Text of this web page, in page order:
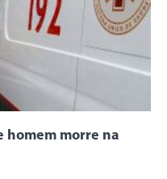
homem morre na